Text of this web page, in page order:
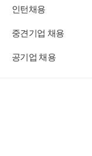
인턴채용
중견기업 채용
공기업 채용